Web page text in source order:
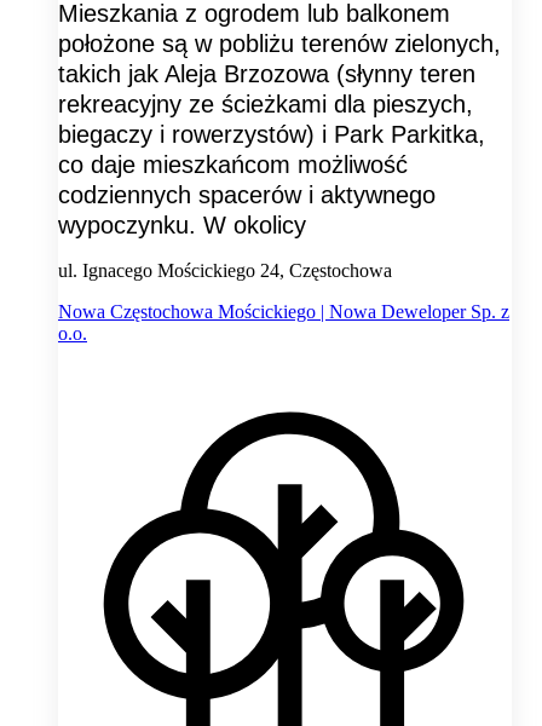
Mieszkania z ogrodem lub balkonem
położone są w pobliżu terenów zielonych,
takich jak Aleja Brzozowa (słynny teren
rekreacyjny ze ścieżkami dla pieszych,
biegaczy i rowerzystów) i Park Parkitka,
co daje mieszkańcom możliwość
codziennych spacerów i aktywnego
wypoczynku. W okolicy
ul. Ignacego Mościckiego 24, Częstochowa
Nowa Częstochowa Mościckiego | Nowa Deweloper Sp. z
o.o.